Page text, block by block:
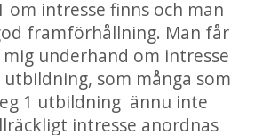
om intresse finns och man
framförhållning. Man får
underhand om intresse
som många som
1 utbildning ännu inte
intresse anordnas